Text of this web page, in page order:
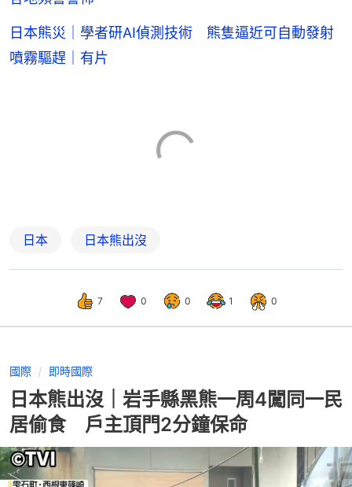
日本熊災｜學者研AI偵測技術 熊隻逼近可自動發射
噴霧驅趕｜有片
日本 日本熊出沒
7 0 0 1 0
國際 即時國際
日本熊出沒｜岩手縣黑熊一周4闖同一民
居偷食 戶主頂門2分鐘保命